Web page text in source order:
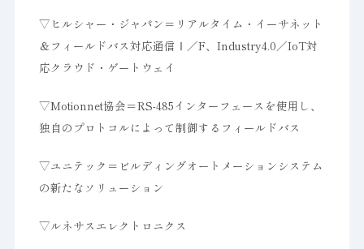
▽ヒルシャー・ジャパン＝リアルタイム・イーサネット
＆フィールドバス対応通信Ⅰ／F、Industry4.0／IoT対
応クラウド・ゲートウェイ
▽Motionnet協会＝RS-485インターフェースを使用し、
独自のプロトコルによって制御するフィールドバス
▽ユニテック＝ビルディングオートメーションシステム
の新たなソリューション
▽ルネサスエレクトロニクス